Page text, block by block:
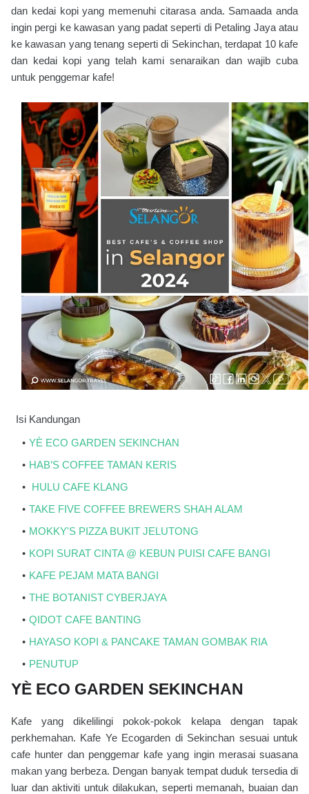
dan kedai kopi yang memenuhi citarasa anda. Samaada anda
ingin pergi ke kawasan yang padat seperti di Petaling Jaya atau
ke kawasan yang tenang seperti di Sekinchan, terdapat 10 kafe
dan kedai kopi yang telah kami senaraikan dan wajib cuba
untuk penggemar kafe!
Isi Kandungan
YÈ ECO GARDEN SEKINCHAN
HAB’S COFFEE TAMAN KERIS
HULU CAFE KLANG
TAKE FIVE COFFEE BREWERS SHAH ALAM
MOKKY'S PIZZA BUKIT JELUTONG
KOPI SURAT CINTA @ KEBUN PUISI CAFE BANGI
KAFE PEJAM MATA BANGI
THE BOTANIST CYBERJAYA
QIDOT CAFE BANTING
HAYASO KOPI & PANCAKE TAMAN GOMBAK RIA
PENUTUP
YÈ ECO GARDEN SEKINCHAN
Kafe yang dikelilingi pokok-pokok kelapa dengan tapak
perkhemahan. Kafe Ye Ecogarden di Sekinchan sesuai untuk
cafe hunter dan penggemar kafe yang ingin merasai suasana
makan yang berbeza. Dengan banyak tempat duduk tersedia di
luar dan aktiviti untuk dilakukan, seperti memanah, buaian dan